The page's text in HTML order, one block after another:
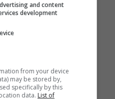
persiano e
per
and content
development
from your device
may be stored by,
specifically by this
data. List of